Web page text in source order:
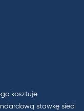
kosztuje
stawkę sieci